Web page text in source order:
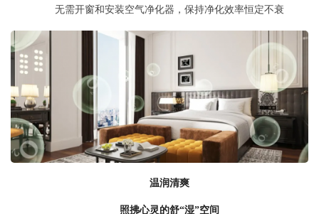
无需开窗和安装空气净化器，保持净化效率恒定不衰
温润清爽
照拂心灵的舒“湿”空间